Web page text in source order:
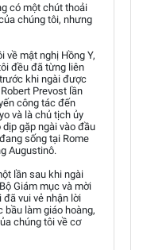
có một chút thoải
chúng tôi, nhưng
về mật nghị Hồng Y,
đều đã từng liên
khi ngài được
Prevost lần
công tác đến
và là chủ tịch ủy
gặp ngài vào đầu
sống tại Rome
Augustinô.
lần sau khi ngài
Giám mục và mời
vui vẻ nhận lời
bầu làm giáo hoàng,
chúng tôi về cơ